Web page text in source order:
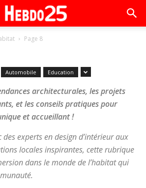
Page 8
Automobile Education
architecturales, les projets
et les conseils pratiques pour
et accueillant !
des experts en design d’intérieur aux
locales inspirantes, cette rubrique
dans le monde de l’habitat qui